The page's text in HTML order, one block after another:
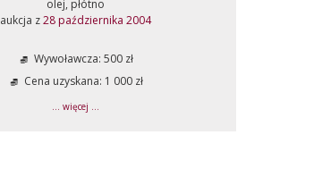
olej, płótno
aukcja z28 października 2004
Wywoławcza: 500 zł
Cena uzyskana: 1 000 zł
... więcej ...